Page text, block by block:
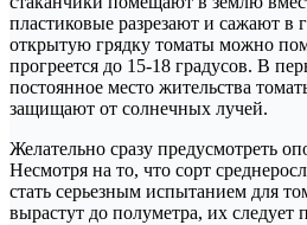
пластиковые разрезают и сажают в
открытую грядку томаты можно
прогреется до 15-18 градусов. В
постоянное место жительства
защищают от солнечных лучей.
Желательно сразу предусмотреть
Несмотря на то, что сорт
стать серьезным испытанием для
вырастут до полуметра, их следует